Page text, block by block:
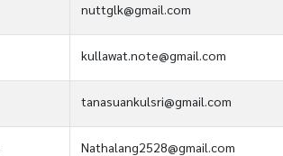
nuttglk@gmail.com
kullawat.note@gmail.com
tanasuankulsri@gmail.com
Nathalang2528@gmail.com